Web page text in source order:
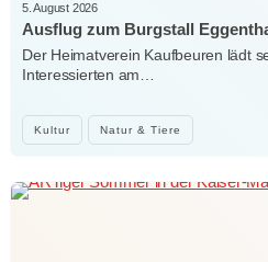
Kultur Natur & Tiere
5. August 2026
Ausflug zum Burgstall
Der Heimatverein Kaufbeuren lädt
Interessierten am…